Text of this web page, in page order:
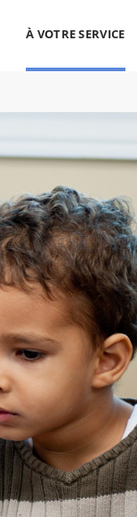
À VOTRE SERVICE